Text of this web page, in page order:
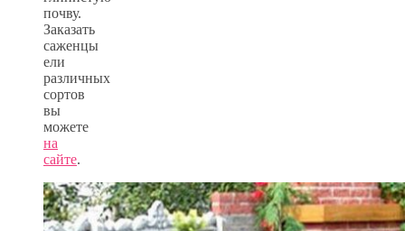
почву.
Заказать
саженцы
ели
различных
сортов
вы
можете
на
сайте.